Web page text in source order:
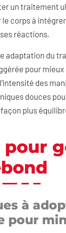
un traitement
corps à
réactions.
adaptation du
pour
des
douces
plus
pour
à
pour